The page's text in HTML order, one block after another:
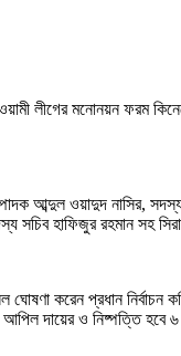
লীগের মনোনয়ন ফরম
আব্দুল ওয়াদুদ নাসির,
হাফিজুর রহমান সহ
ঘোষণা করেন প্রধান
আপিল দায়ের ও নিষ্পত্তি